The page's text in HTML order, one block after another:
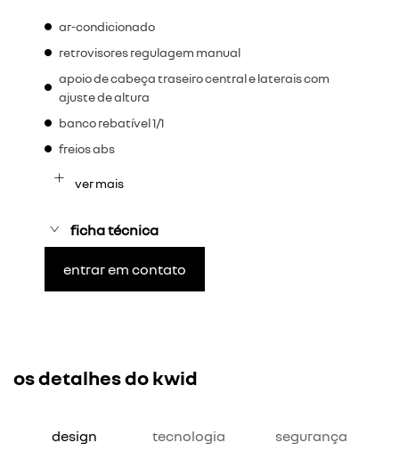
ar-condicionado
retrovisores regulagem manual
apoio de cabeça traseiro central e laterais com
ajuste de altura
banco rebatível 1/1
freios abs
ver mais
ficha técnica
entrar em contato
os detalhes do kwid
design tecnologia segurança